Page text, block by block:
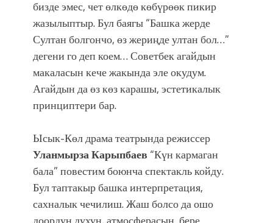
бизде эмес, чет өлкөдө көбүрөөк пикир
жазылыптыр. Бул баягы “Башка жерде
Султан болгончо, өз жериңде ултан бол…”
дегени го деп коем… Советбек агайдын
макаласын кече жакында эле окудум.
Агайдын да өз көз карашы, эстетикалык
принциптери бар.
Ысык-Көл драма театрында режиссер
Уланмырза Карыпбаев “Күн кармаган
бала” повестим боюнча спектакль койду.
Бул таптакыр башка интерпретация,
сахналык чечилиш. Жаш болсо да ошо